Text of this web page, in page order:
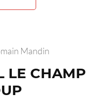
Mandin
LE CHAMP